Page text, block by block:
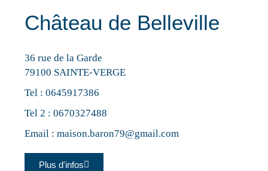
Château de Belleville
36 rue de la Garde
79100 SAINTE-VERGE
Tel :0645917386
Tel 2 :0670327488
Email :maison.baron79@gmail.com
Plus d'infos